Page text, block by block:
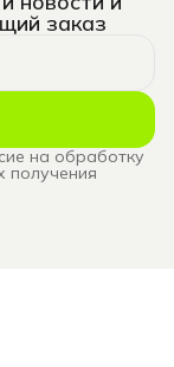
заказ
на обработку
получения